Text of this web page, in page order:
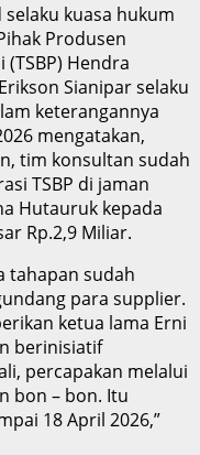
selaku kuasa hukum
Produsen
Hendra
Sianipar selaku
keterangannya
mengatakan,
tim konsultan sudah
TSBP di jaman
Hutauruk kepada
Rp.2,9 Miliar.
tahapan sudah
para supplier.
ketua lama Erni
berinisiatif
percapakan melalui
bon – bon. Itu
18 April 2026,”